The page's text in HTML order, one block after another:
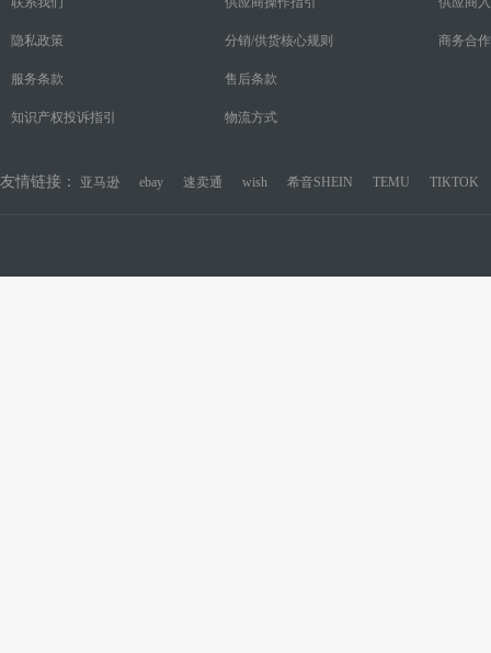
隐私政策
服务条款
知识产权投诉指引
分销/供货核心规则
售后条款
物流方式
商务合作
友情链接： 亚马逊 ebay 速卖通 wish 希音SHEIN TEMU TIKTOK